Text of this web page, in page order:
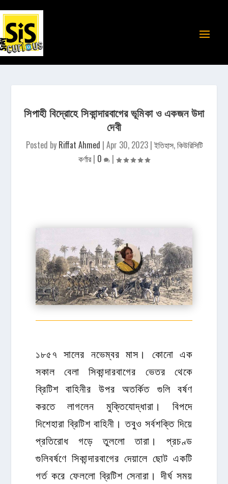
সিপাহী বিদ্রোহে সিকান্দারবাগের ভূমিকা ও একজন উদা
দেবী
Posted by Riffat Ahmed | Apr 30, 2023|ইতিহাস,কিউরিসিটি
কর্ণার| 0 |
১৮৫৭ সালের নভেম্বর মাস। কোনো এক
সকাল বেলা সিকান্দারবাগের ভেতর থেকে
ব্রিটিশ বাহিনীর উপর অতর্কিত গুলি বর্ষণ
করতে লাগলেন মুক্তিযোদ্ধারা। বিপদে
দিশেহারা ব্রিটিশ বাহিনী। তবুও সর্বশক্তি দিয়ে
প্রতিরোধ গড়ে তুললো তারা। প্রচণ্ড
গুলিবর্ষণে সিকান্দারবাগের দেয়ালে ছোট একটি
গর্ত করে ফেললো ব্রিটিশ সেনারা। দীর্ঘ সময়